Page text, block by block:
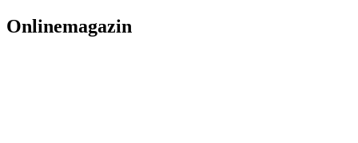
Onlinemagazin